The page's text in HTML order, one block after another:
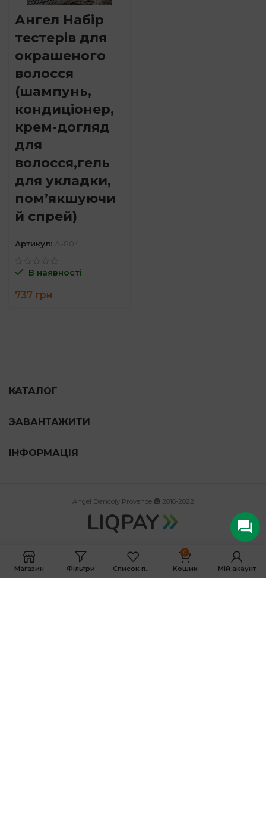
Ангел Набір
тестерів для
окрашеного
волосся
(шампунь,
кондиціонер,
крем-догляд
для
волосся,гель
для укладки,
пом’якшуючи
й спрей)
Артикул: A-804
В наявності
737 грн
КАТАЛОГ
ЗАВАНТАЖИТИ
ІНФОРМАЦІЯ
Angel Dancoly Provence 2016-2022
Магазин Фільтри Список побажань
0
Кошик Мій акаунт